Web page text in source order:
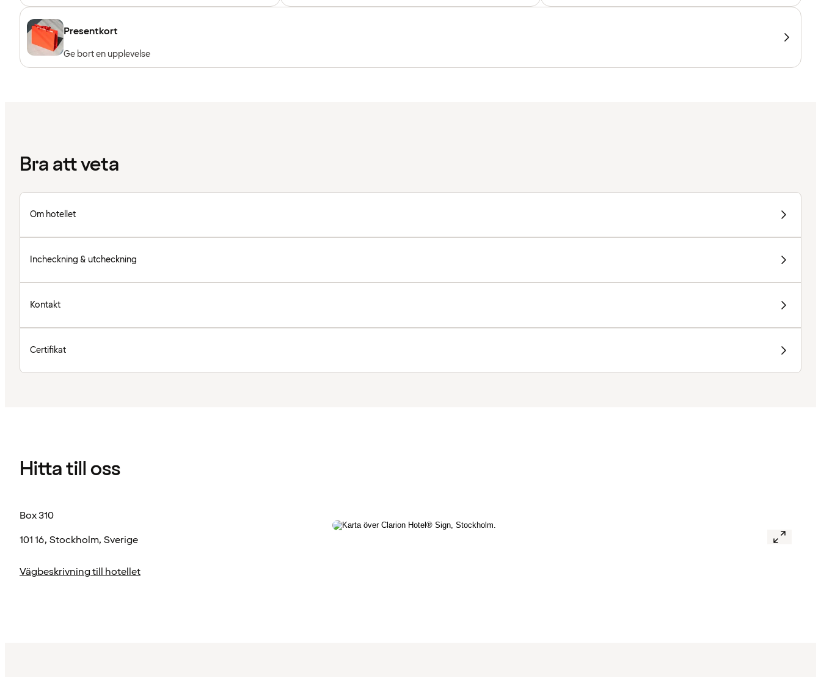
Presentkort
Ge bort en upplevelse
Bra att veta
Om hotellet
Incheckning & utcheckning
Kontakt
Certifikat
Hitta till oss
Box 310
101 16, Stockholm, Sverige
Vägbeskrivning till hotellet